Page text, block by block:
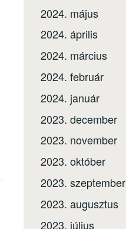
2024. május
2024. április
2024. március
2024. február
2024. január
2023. december
2023. november
2023. október
2023. szeptember
2023. augusztus
2023. július